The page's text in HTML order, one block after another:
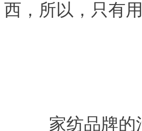
西，所以，只有
家纺品牌的